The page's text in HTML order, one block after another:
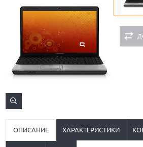
ОПИСАНИЕ ХАРАКТЕРИСТИКИ